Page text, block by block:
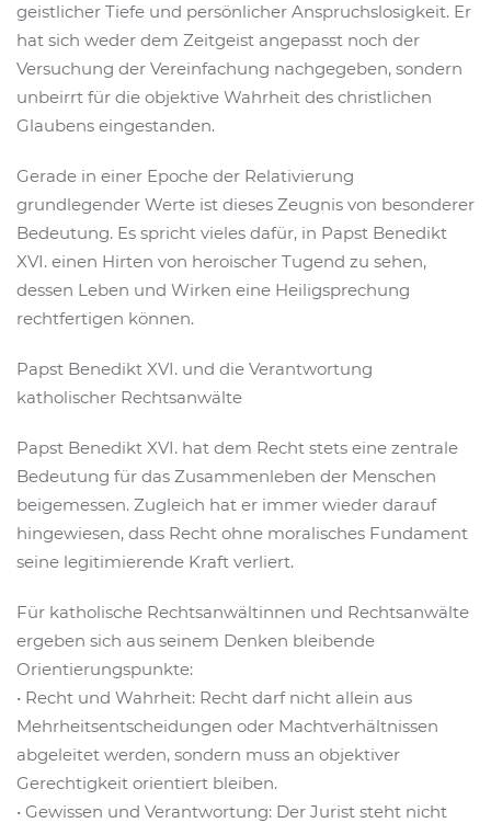
geistlicher Tiefe und persönlicher Anspruchslosigkeit. Er
hat sich weder dem Zeitgeist angepasst noch der
Versuchung der Vereinfachung nachgegeben, sondern
unbeirrt für die objektive Wahrheit des christlichen
Glaubens eingestanden.
Gerade in einer Epoche der Relativierung
grundlegender Werte ist dieses Zeugnis von besonderer
Bedeutung. Es spricht vieles dafür, in Papst Benedikt
XVI. einen Hirten von heroischer Tugend zu sehen,
dessen Leben und Wirken eine Heiligsprechung
rechtfertigen können.
Papst Benedikt XVI. und die Verantwortung
katholischer Rechtsanwälte
Papst Benedikt XVI. hat dem Recht stets eine zentrale
Bedeutung für das Zusammenleben der Menschen
beigemessen. Zugleich hat er immer wieder darauf
hingewiesen, dass Recht ohne moralisches Fundament
seine legitimierende Kraft verliert.
Für katholische Rechtsanwältinnen und Rechtsanwälte
ergeben sich aus seinem Denken bleibende
Orientierungspunkte:
• Recht und Wahrheit: Recht darf nicht allein aus
Mehrheitsentscheidungen oder Machtverhältnissen
abgeleitet werden, sondern muss an objektiver
Gerechtigkeit orientiert bleiben.
• Gewissen und Verantwortung: Der Jurist steht nicht